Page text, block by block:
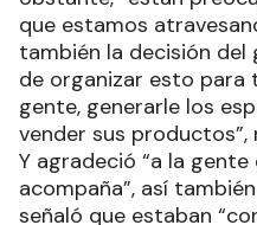
que estamos
también la decisión del
de organizar esto para
gente, generarle los
vender sus productos”,
Y agradeció “a la
acompaña”, así
señaló que estaban